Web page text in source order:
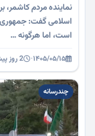
نماینده مردم
اسلامی گفت: جمهوری
است، اما هرگونه …
۱۴۰۵/۰۵/۱۵· 2 روز پیش
چندرسانه